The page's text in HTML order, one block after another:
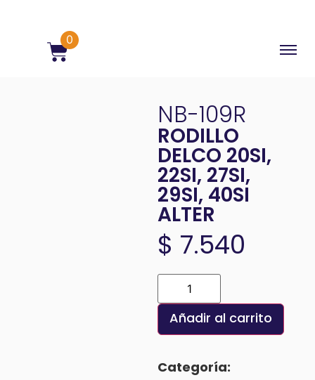
0
NB-109R
RODILLO
DELCO 20SI,
22SI, 27SI,
29SI, 40SI
ALTER
$ 7.540
Añadir al carrito
Categoría: